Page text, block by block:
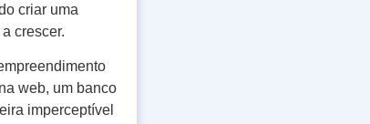
criar uma
crescer.
web, um banco
imperceptível